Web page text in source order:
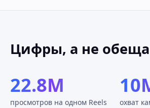
Цифры, а не
22.8M
просмотров на одном Reels охват